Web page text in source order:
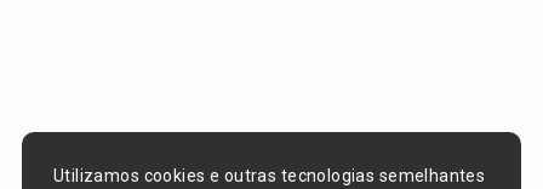
Utilizamos cookies e outras tecnologias semelhantes